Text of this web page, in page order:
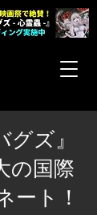
グズ』
の国際
ート！